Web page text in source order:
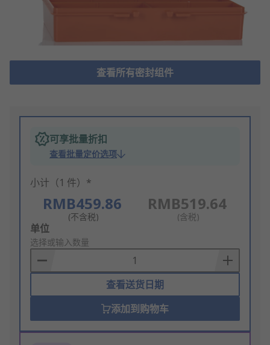
查看所有密封组件
可享批量折扣
查看批量定价选项
小计（1 件）*
RMB459.86
(不含税)
RMB519.64
(含税)
Add
to
Basket
单位
选择或输入数量
查看送货日期
添加到购物车